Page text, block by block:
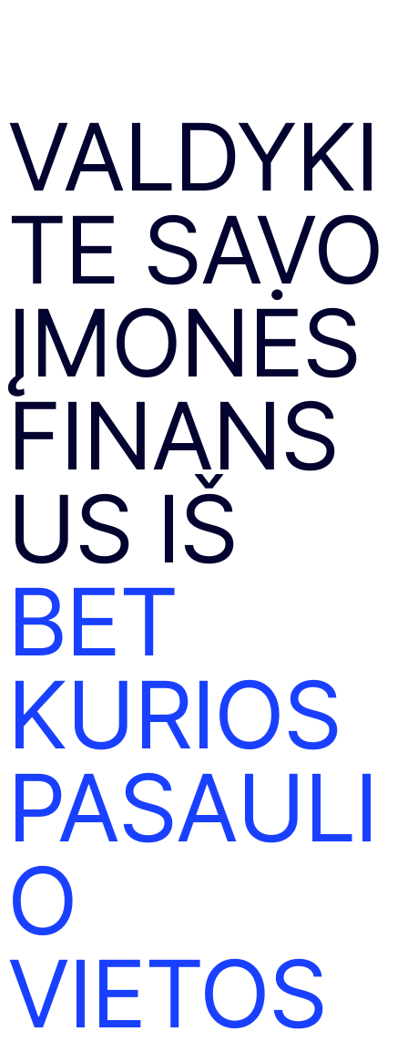
VALDYKI
TE SAVO
ĮMONĖS
FINANS
US IŠ
BET
KURIOS
PASAULI
O
VIETOS